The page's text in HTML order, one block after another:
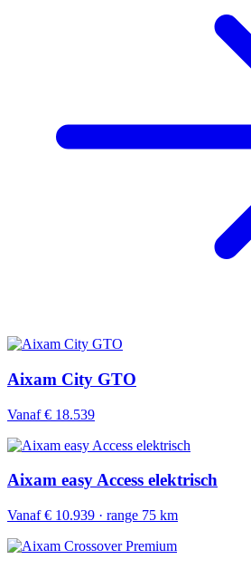
Aixam City GTO
Vanaf € 18.539
Aixam easy Access elektrisch
Vanaf € 10.939 · range 75 km